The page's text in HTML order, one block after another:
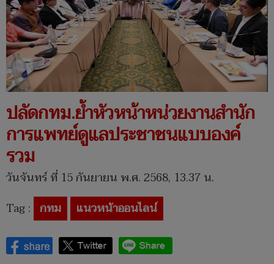
ปลัดกทม.ย้ำหัวหน้าหน่วยงานสำนัก
การแพทย์ดูแลประชาชนแบบองค์
รวม
วันจันทร์ ที่ 15 กันยายน พ.ศ. 2568, 13.37 น.
Tag : กทม แนวหน้าออนไลน์